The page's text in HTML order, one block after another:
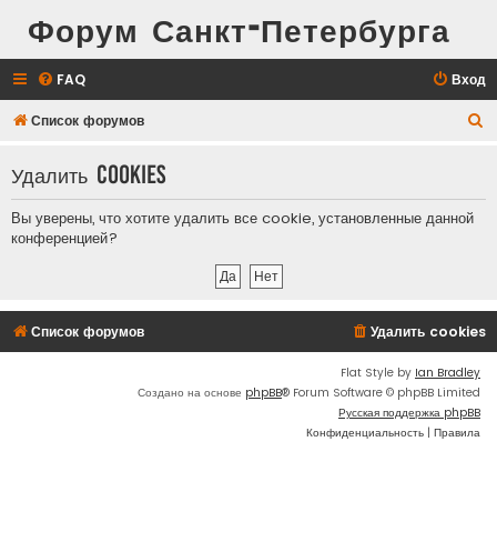
Форум Санкт-Петербурга
FAQ Вход
Список форумов
с
Удалить cookies
Вы уверены, что хотите удалить все cookie, установленные данной
конференцией?
Список форумов Удалить cookies
Flat Style by Ian Bradley
Создано на основе phpBB® Forum Software © phpBB Limited
Русская поддержка phpBB
Конфиденциальность | Правила